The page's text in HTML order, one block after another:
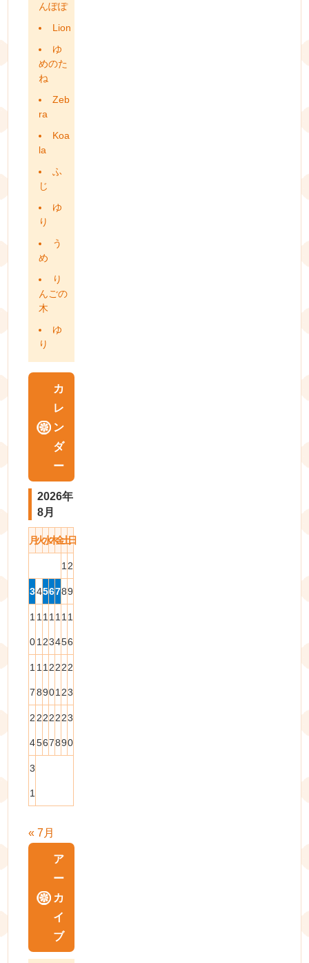
んぽぽ
Lion
ゆ
めのた
ね
Zeb
ra
Koa
la
ふ
じ
ゆ
り
う
め
り
んごの
木
ゆ
り
カ
レ
ン
ダ
ー
2026年
8月
月火水木金土日
1 2
3456789
1
0
1
1
1
2
1
3
1
4
1
5
1
6
1
7
1
8
1
9
2
0
2
1
2
2
2
3
2
4
2
5
2
6
2
7
2
8
2
9
3
0
3
1
« 7月
ア
ー
カ
イ
ブ